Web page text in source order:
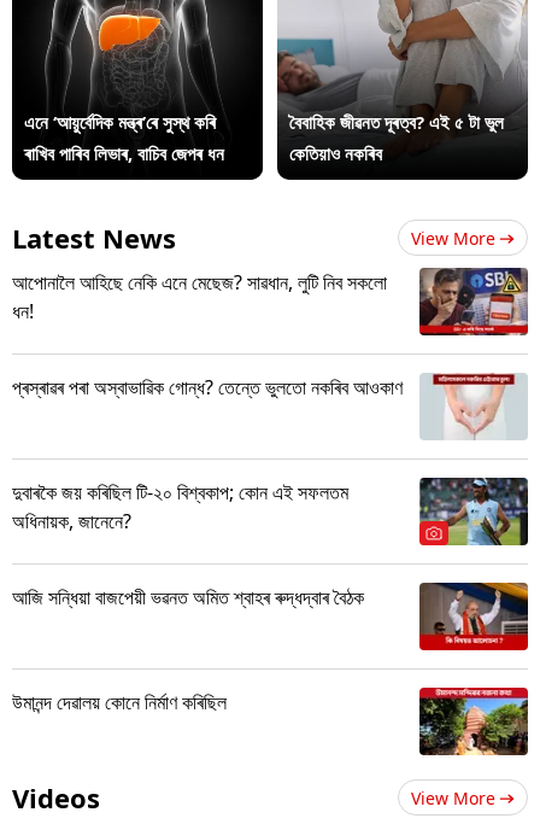
এনে ‘আয়ুৰ্বেদিক মন্ত্ৰ’ৰে সুস্থ কৰি
ৰাখিব পাৰিব লিভাৰ, বাচিব জেপৰ ধন
বৈবাহিক জীৱনত দূৰত্ব? এই ৫ টা ভুল
কেতিয়াও নকৰিব
Latest News View More
আপোনালৈ আহিছে নেকি এনে মেছেজ? সাৱধান, লুটি নিব সকলো
ধন!
প্ৰস্ৰাৱৰ পৰা অস্বাভাৱিক গোন্ধ? তেন্তে ভুলতো নকৰিব আওকাণ
দুবাৰকৈ জয় কৰিছিল টি-২০ বিশ্বকাপ; কোন এই সফলতম
অধিনায়ক, জানেনে?
আজি সন্ধিয়া বাজপেয়ী ভৱনত অমিত শ্বাহৰ ৰুদ্ধদ্বাৰ বৈঠক
উমানন্দ দেৱালয় কোনে নিৰ্মাণ কৰিছিল
Videos View More